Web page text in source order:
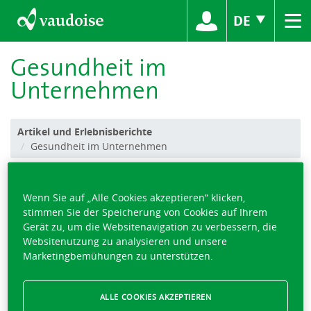
DE ≡
Gesundheit im
Unternehmen
Artikel und Erlebnisberichte
Gesundheit im Unternehmen
Die Verantwortung des
Einzelnen und des Kollektivs
Viele Unternehmen bieten ihren Mitarbeitenden ein ganzes
Bündel an Leistungen und Angeboten zum Thema
Wenn Sie auf „Alle Cookies akzeptieren“ klicken,
stimmen Sie der Speicherung von Cookies auf Ihrem
Gerät zu, um die Websitenavigation zu verbessern, die
Websitenutzung zu analysieren und unsere
Marketingbemühungen zu unterstützen.
ALLE COOKIES AKZEPTIEREN